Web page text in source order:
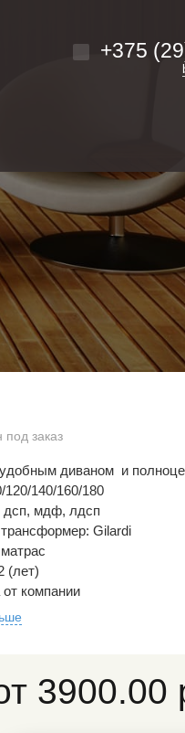
+375
под заказ
диваном и
120/140/160/180
дсп, мдф, лдсп
Gilardi
(лет)
компании
3900.00